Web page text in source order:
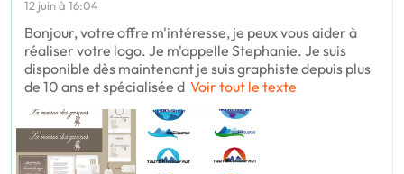
12 juin à 16:04
Bonjour, votre offre m'intéresse, je peux vous aider à
réaliser votre logo. Je m'appelle Stephanie. Je suis
disponible dès maintenant je suis graphiste depuis plus
de 10 ans et spécialisée d Voir tout le texte